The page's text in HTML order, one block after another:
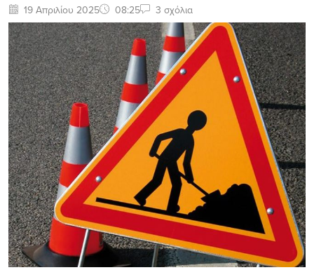
19 Απριλίου 2025 08:25 3 σχόλια